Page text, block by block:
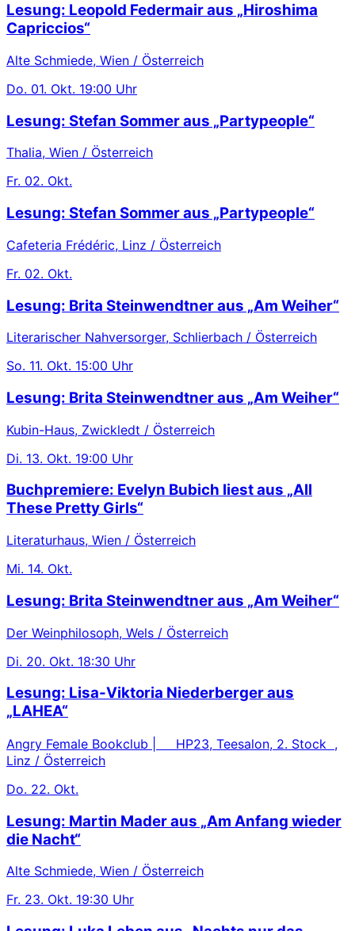
Lesung: Leopold Federmair aus „Hiroshima
Capriccios“
Alte Schmiede, Wien / Österreich
Do. 01. Okt. 19:00 Uhr
Lesung: Stefan Sommer aus „Partypeople“
Thalia, Wien / Österreich
Fr. 02. Okt.
Lesung: Stefan Sommer aus „Partypeople“
Cafeteria Frédéric, Linz / Österreich
Fr. 02. Okt.
Lesung: Brita Steinwendtner aus „Am Weiher“
Literarischer Nahversorger, Schlierbach / Österreich
So. 11. Okt. 15:00 Uhr
Lesung: Brita Steinwendtner aus „Am Weiher“
Kubin-Haus, Zwickledt / Österreich
Di. 13. Okt. 19:00 Uhr
Buchpremiere: Evelyn Bubich liest aus „All
These Pretty Girls“
Literaturhaus, Wien / Österreich
Mi. 14. Okt.
Lesung: Brita Steinwendtner aus „Am Weiher“
Der Weinphilosoph, Wels / Österreich
Di. 20. Okt. 18:30 Uhr
Lesung: Lisa-Viktoria Niederberger aus
„LAHEA“
Angry Female Bookclub | HP23, Teesalon, 2. Stock ,
Linz / Österreich
Do. 22. Okt.
Lesung: Martin Mader aus „Am Anfang wieder
die Nacht“
Alte Schmiede, Wien / Österreich
Fr. 23. Okt. 19:30 Uhr